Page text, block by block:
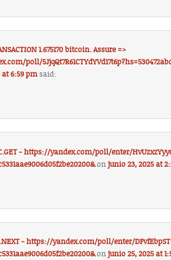
1.675170 bitcoin. Assure =>
poll/
at 6:59 pm said:
- https://yandex.com/poll/enter/
onjunio 23, 2025 at
- https://yandex.com/poll/enter/
onjunio 25, 2025 at